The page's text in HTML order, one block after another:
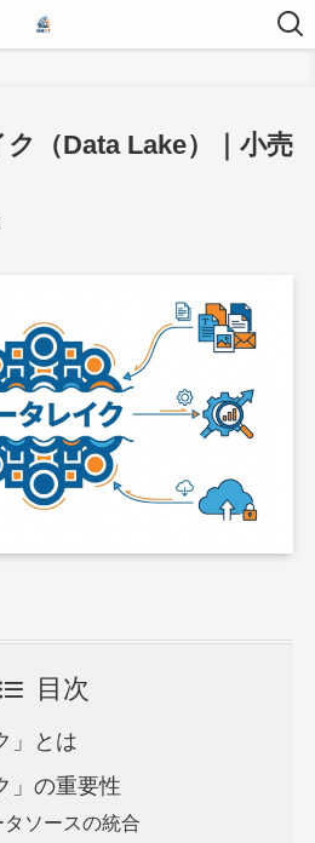
（Data Lake）｜小売
目次
」とは
」の重要性
ソースの統合